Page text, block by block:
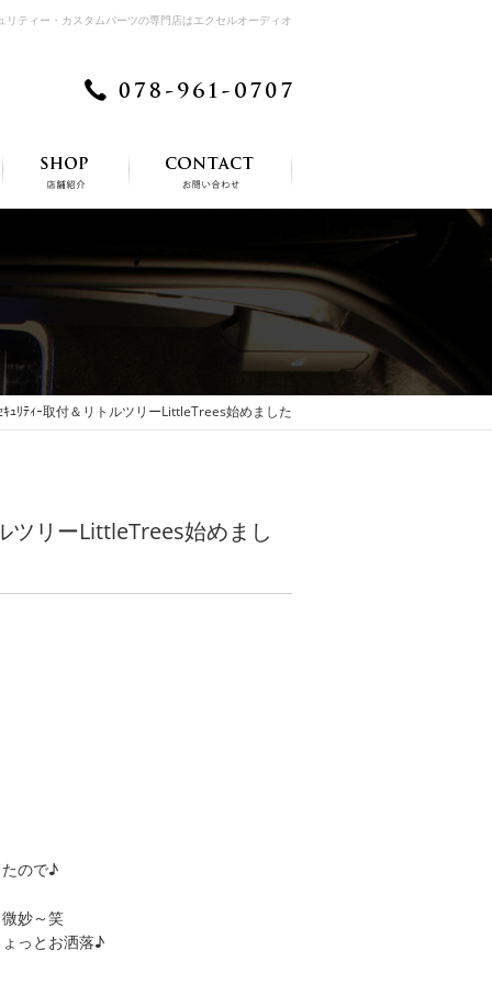
ティー・カスタムパーツの専門店はエクセルオーディオ
ﾘﾃｨｰ取付＆リトルツリーLittleTrees始めました
リーLittleTrees始めまし
ので♪
妙～笑
っとお洒落♪